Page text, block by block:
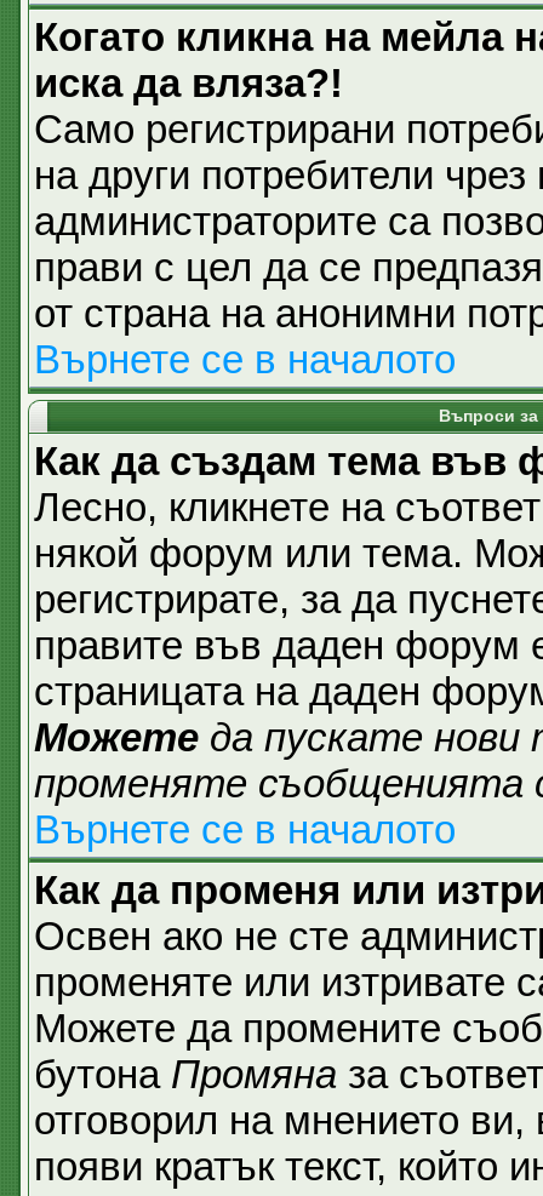
Когато кликна на мейла
иска да вляза?!
Само регистрирани
на други потребители
администраторите са
прави с цел да се
от страна на анонимни
Върнете се в началото
Въпроси за
Как да създам тема във
Лесно, кликнете на
някой форум или тема.
регистрирате, за да
правите във даден форум
страницата на даден
Можете да пускате
променяте съобщенията
Върнете се в началото
Как да променя или
Освен ако не сте
променяте или изтривате
Можете да промените
бутона Промяна за
отговорил на мнението
появи кратък текст, който